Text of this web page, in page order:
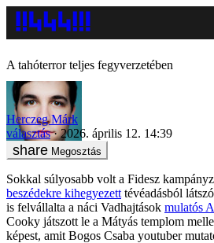
A tahóterror teljes fegyverzetében
Herczeg Márk
választás
2026. április 12. 14:39
Megosztás
Sokkal súlyosabb volt a Fidesz
beszédekre kihegyezett tévéadásból
is felvállalta a náci Vadhajtások mulatós
Cooky játszott le a Mátyás templom
képest, amit Bogos Csaba youtuber